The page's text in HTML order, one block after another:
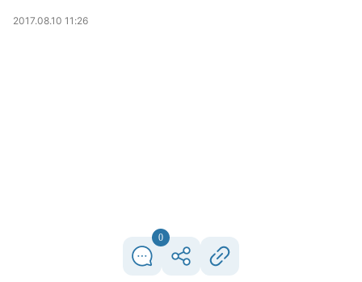
2017.08.10 11:26
0